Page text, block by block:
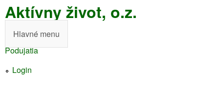
Skočiť
na
Aktívny život, o.z.
l
a
Hlavné menu
Nachádzate
Podujatia
Login